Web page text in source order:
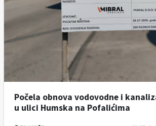
Počela obnova vodovodne i
u ulici Humska na Pofalićima